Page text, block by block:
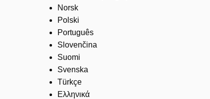
Norsk
Polski
Português
Slovenčina
Suomi
Svenska
Türkçe
Ελληνικά